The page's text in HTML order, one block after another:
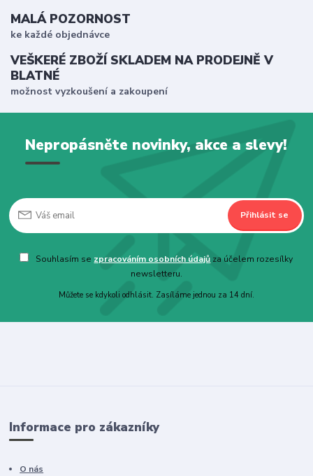
MALÁ POZORNOST
ke každé objednávce
VEŠKERÉ ZBOŽÍ SKLADEM NA PRODEJNĚ V
BLATNÉ
možnost vyzkoušení a zakoupení
Nepropásněte novinky, akce a slevy!
Přihlásit se
Souhlasím se zpracováním osobních údajů za účelem rozesílky
newsletteru.
Můžete se kdykoli odhlásit. Zasíláme jednou za 14 dní.
Informace pro zákazníky
O nás